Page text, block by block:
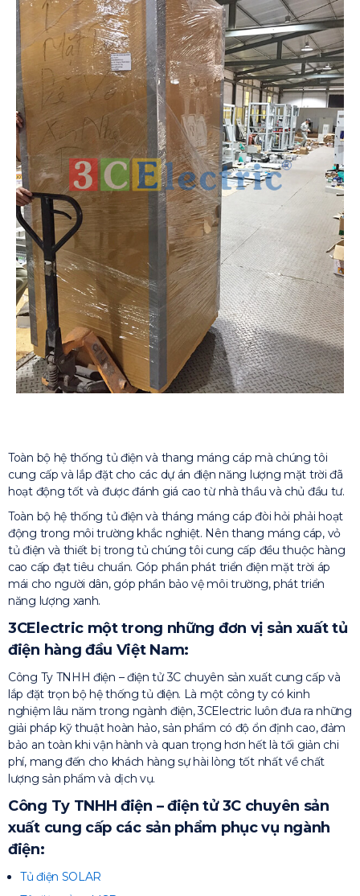
Toàn bộ hệ thống tủ điện và thang máng cáp mà chúng tôi
cung cấp và lắp đặt cho các dự án điện năng lượng mặt trời đã
hoạt động tốt và được đánh giá cao từ nhà thầu và chủ đầu tư.
Toàn bộ hệ thống tủ điện và tháng máng cáp đòi hỏi phải hoạt
động trong môi trường khắc nghiệt. Nên thang máng cáp, vỏ
tủ điện và thiết bị trong tủ chúng tôi cung cấp đều thuộc hàng
cao cấp đạt tiêu chuẩn. Góp phần phát triển điện mặt trời áp
mái cho người dân, góp phần bảo vệ môi trường, phát triển
năng lượng xanh.
3CElectric một trong những đơn vị sản xuất tủ
điện hàng đầu Việt Nam:
Công Ty TNHH điện – điện tử 3C chuyên sản xuất cung cấp và
lắp đặt trọn bộ hệ thống tủ điện. Là một công ty có kinh
nghiệm lâu năm trong ngành điện, 3CElectric luôn đưa ra những
giải pháp kỹ thuật hoàn hảo, sản phẩm có độ ổn định cao, đảm
bảo an toàn khi vận hành và quan trọng hơn hết là tối giản chi
phí, mang đến cho khách hàng sự hài lòng tốt nhất về chất
lượng sản phẩm và dịch vụ.
Công Ty TNHH điện – điện tử 3C chuyên sản
xuất cung cấp các sản phẩm phục vụ ngành
điện:
Tủ điện SOLAR